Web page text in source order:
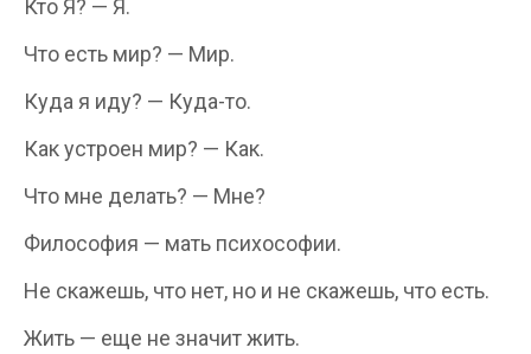
Кто Я? — Я.
Что есть мир? — Мир.
Куда я иду? — Куда-то.
Как устроен мир? — Как.
Что мне делать? — Мне?
Философия — мать психософии.
Не скажешь, что нет, но и не скажешь, что есть.
Жить — еще не значит жить.